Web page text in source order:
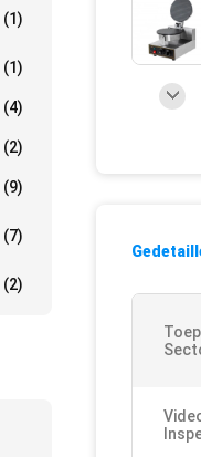
(1)
(1)
(4)
(2)
(9)
(7)
(2)